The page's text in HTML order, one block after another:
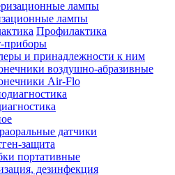
лампы
Профилактика
приборы
и принадлежности к ним
воздушно-абразивные
Air-Flo
датчики
защита
портативные